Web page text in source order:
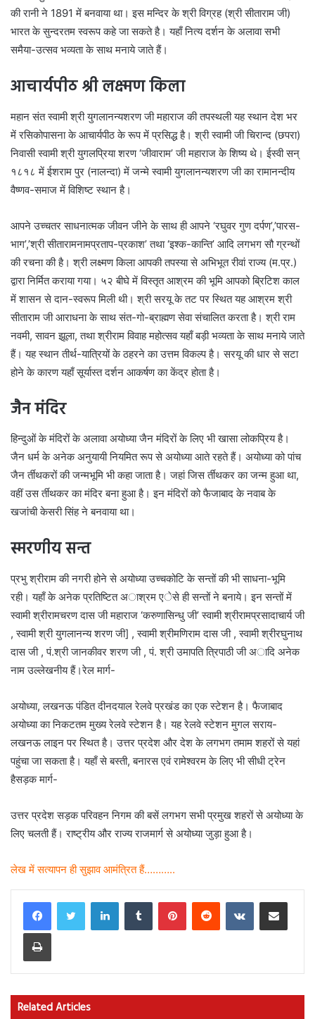
की रानी ने 1891 में बनवाया था। इस मन्दिर के श्री विग्रह (श्री सीताराम जी)
भारत के सुन्दरतम स्वरूप कहे जा सकते है। यहाँ नित्य दर्शन के अलावा सभी
समैया-उत्सव भव्यता के साथ मनाये जाते हैं।
आचार्यपीठ श्री लक्ष्मण किला
महान संत स्वामी श्री युगलानन्यशरण जी महाराज की तपस्थली यह स्थान देश भर
में रसिकोपासना के आचार्यपीठ के रूप में प्रसिद्ध है। श्री स्वामी जी चिरान्द (छपरा)
निवासी स्वामी श्री युगलप्रिया शरण ‘जीवाराम’ जी महाराज के शिष्य थे। ईस्वी सन्
१८१८ में ईशराम पुर (नालन्दा) में जन्मे स्वामी युगलानन्यशरण जी का रामानन्दीय
वैष्णव-समाज में विशिष्ट स्थान है।
आपने उच्चतर साधनात्मक जीवन जीने के साथ ही आपने ‘रघुवर गुण दर्पण’,’पारस-
भाग’,’श्री सीतारामनामप्रताप-प्रकाश’ तथा ‘इश्क-कान्ति’ आदि लगभग सौ ग्रन्थों
की रचना की है। श्री लक्ष्मण किला आपकी तपस्या से अभिभूत रीवां राज्य (म.प्र.)
द्वारा निर्मित कराया गया। ५२ बीघे में विस्तृत आश्रम की भूमि आपको ब्रिटिश काल
में शासन से दान-स्वरूप मिली थी। श्री सरयू के तट पर स्थित यह आश्रम श्री
सीताराम जी आराधना के साथ संत-गो-ब्राह्मण सेवा संचालित करता है। श्री राम
नवमी, सावन झूला, तथा श्रीराम विवाह महोत्सव यहाँ बड़ी भव्यता के साथ मनाये जाते
हैं। यह स्थान तीर्थ-यात्रियों के ठहरने का उत्तम विकल्प है। सरयू की धार से सटा
होने के कारण यहाँ सूर्यास्त दर्शन आकर्षण का केंद्र होता है।
जैन मंदिर
हिन्दुओं के मंदिरों के अलावा अयोध्या जैन मंदिरों के लिए भी खासा लोकप्रिय है।
जैन धर्म के अनेक अनुयायी नियमित रूप से अयोध्या आते रहते हैं। अयोध्या को पांच
जैन र्तीथकरों की जन्मभूमि भी कहा जाता है। जहां जिस र्तीथकर का जन्म हुआ था,
वहीं उस र्तीथकर का मंदिर बना हुआ है। इन मंदिरों को फैजाबाद के नवाब के
खजांची केसरी सिंह ने बनवाया था।
स्मरणीय सन्त
प्रभु श्रीराम की नगरी होने से अयोध्या उच्चकोटि के सन्तों की भी साधना-भूमि
रही। यहाँ के अनेक प्रतिष्टित अाश्रम एेसे ही सन्तों ने बनाये। इन सन्तों में
स्वामी श्रीरामचरण दास जी महाराज ‘करुणासिन्धु जी’ स्वामी श्रीरामप्रसादाचार्य जी
, स्वामी श्री युगलानन्य शरण जी] , स्वामी श्रीमणिराम दास जी , स्वामी श्रीरघुनाथ
दास जी , पं.श्री जानकीवर शरण जी , पं. श्री उमापति त्रिपाठी जी अादि अनेक
नाम उल्लेखनीय हैं।रेल मार्ग-
अयोध्या, लखनऊ पंडित दीनदयाल रेलवे प्रखंड का एक स्टेशन है। फैजाबाद
अयोध्या का निकटतम मुख्य रेलवे स्टेशन है। यह रेलवे स्टेशन मुगल सराय-
लखनऊ लाइन पर स्थित है। उत्तर प्रदेश और देश के लगभग तमाम शहरों से यहां
पहुंचा जा सकता है। यहाँ से बस्ती, बनारस एवं रामेश्वरम के लिए भी सीधी ट्रेन
हैसड़क मार्ग-
उत्तर प्रदेश सड़क परिवहन निगम की बसें लगभग सभी प्रमुख शहरों से अयोध्या के
लिए चलती हैं। राष्ट्रीय और राज्य राजमार्ग से अयोध्या जुड़ा हुआ है।
लेख में सत्यापन ही सुझाव आमंत्रित हैं………..
LinkedInTumblr PinterestReddit VKontakteShare via Email
Print
Related Articles